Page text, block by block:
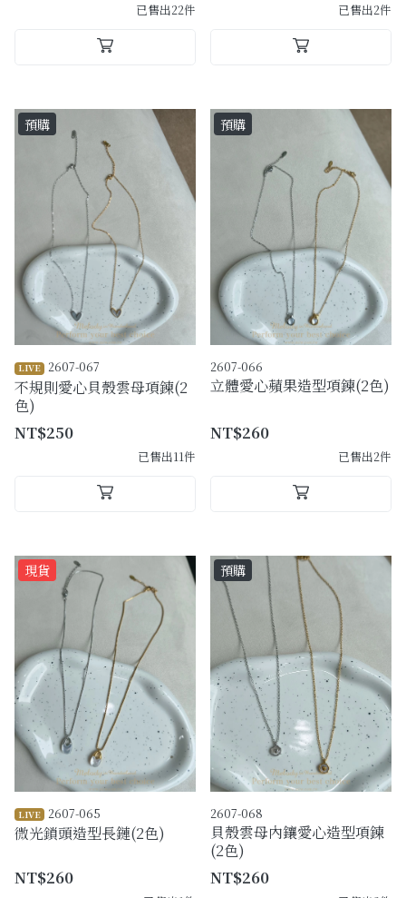
已售出22件 已售出2件
預購
LIVE 2607-067
不規則愛心貝殼雲母項鍊(2
色)
NT$250
已售出11件
預購
2607-066
立體愛心蘋果造型項鍊(2色)
NT$260
已售出2件
現貨
LIVE 2607-065
微光鎖頭造型長鏈(2色)
NT$260
預購
2607-068
貝殼雲母內鑲愛心造型項鍊
(2色)
NT$260